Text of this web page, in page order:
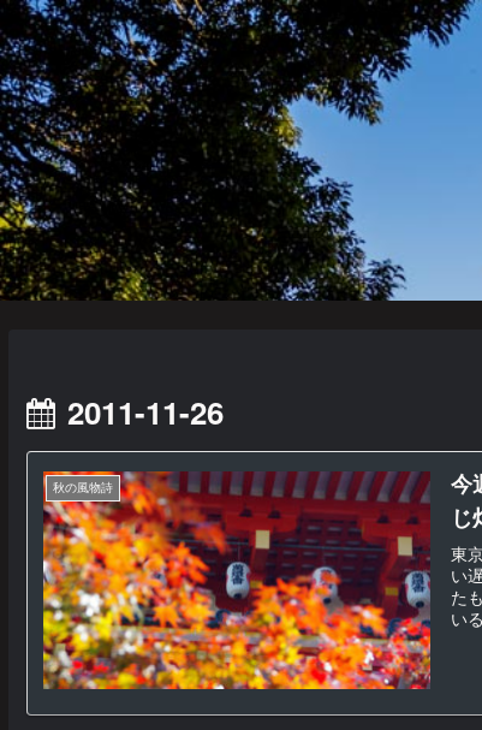
2011-11-26
秋の風物詩
今
じ
東
い
た
い